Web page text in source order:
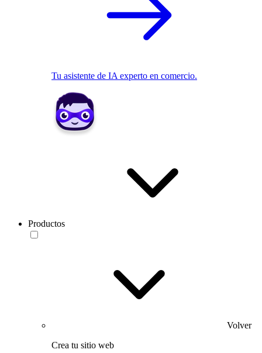
Tu asistente de IA experto en comercio.
Productos
Volver
Crea tu sitio web